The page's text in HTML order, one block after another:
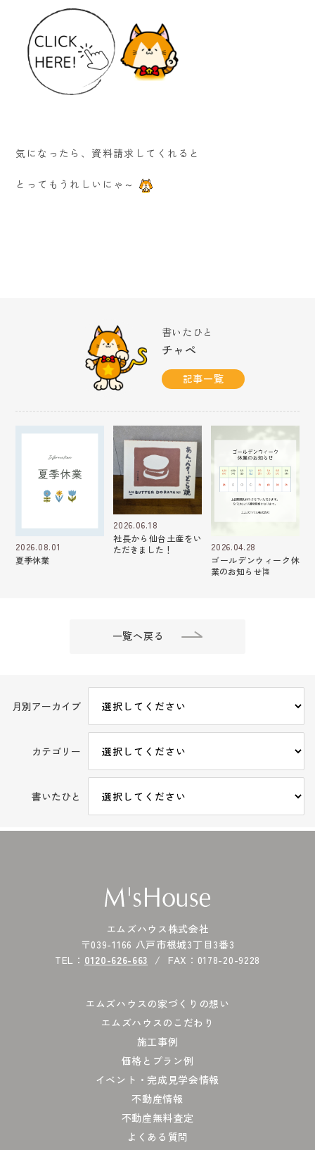
気になったら、資料請求してくれると
とってもうれしいにゃ～
書いたひと
チャペ
記事一覧
2026.08.01
夏季休業
2026.06.18
社長から仙台土産をい
ただきました！
2026.04.28
ゴールデンウィーク休
業のお知らせ🎏
一覧へ戻る
月別アーカイブ
カテゴリー
書いたひと
エムズハウス株式会社
〒039-1166 八戸市根城3丁目3番3
TEL： 0120-626-663 FAX：0178-20-9228
エムズハウスの家づくりの想い
エムズハウスのこだわり
施工事例
価格とプラン例
イベント・完成見学会情報
不動産情報
不動産無料査定
よくある質問